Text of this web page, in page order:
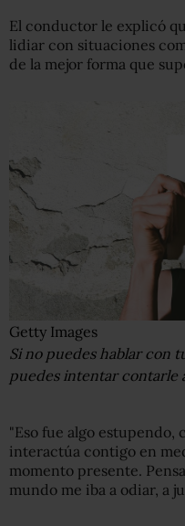
El conductor le explicó
lidiar con situaciones
de la mejor forma que
Getty Images
Si no puedes hablar con
puedes intentar contarle
"Eso fue algo estupendo,
interactúa contigo en
momento presente.
mundo me iba a odiar, a